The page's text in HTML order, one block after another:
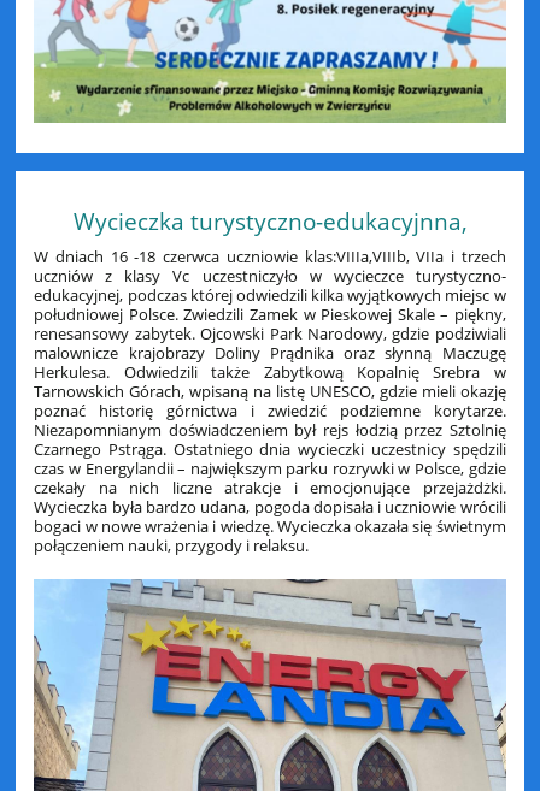
Wycieczka turystyczno-edukacyjnna,
W dniach 16 -18 czerwca uczniowie klas:VIIIa,VIIIb, VIIa i trzech
uczniów z klasy Vc uczestniczyło w wycieczce turystyczno-
edukacyjnej, podczas której odwiedzili kilka wyjątkowych miejsc w
południowej Polsce. Zwiedzili Zamek w Pieskowej Skale – piękny,
renesansowy zabytek. Ojcowski Park Narodowy, gdzie podziwiali
malownicze krajobrazy Doliny Prądnika oraz słynną Maczugę
Herkulesa. Odwiedzili także Zabytkową Kopalnię Srebra w
Tarnowskich Górach, wpisaną na listę UNESCO, gdzie mieli okazję
poznać historię górnictwa i zwiedzić podziemne korytarze.
Niezapomnianym doświadczeniem był rejs łodzią przez Sztolnię
Czarnego Pstrąga. Ostatniego dnia wycieczki uczestnicy spędzili
czas w Energylandii – największym parku rozrywki w Polsce, gdzie
czekały na nich liczne atrakcje i emocjonujące przejażdżki.
Wycieczka była bardzo udana, pogoda dopisała i uczniowie wrócili
bogaci w nowe wrażenia i wiedzę. Wycieczka okazała się świetnym
połączeniem nauki, przygody i relaksu.